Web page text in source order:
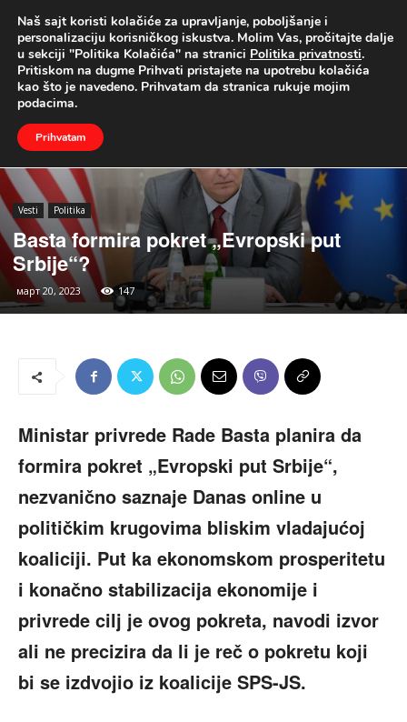
UŽIVO
Naslovna Vesti Politika
Vesti Politika
Basta formira pokret „Evropski put
Srbije“?
март 20, 2023 147
Ministar privrede Rade Basta planira da
formira pokret „Evropski put Srbije“,
nezvanično saznaje Danas online u
političkim krugovima bliskim vladajućoj
koaliciji. Put ka ekonomskom prosperitetu
i konačno stabilizacija ekonomije i
privrede cilj je ovog pokreta, navodi izvor
ali ne precizira da li je reč o pokretu koji
bi se izdvojio iz koalicije SPS-JS.
Naš sajt koristi kolačiće za upravljanje, poboljšanje i
personalizaciju korisničkog iskustva. Molim Vas, pročitajte dalje
u sekciji "Politika Kolačića" na stranici Politika privatnosti.
Pritiskom na dugme Prihvati pristajete na upotrebu kolačića
kao što je navedeno. Prihvatam da stranica rukuje mojim
podacima.
Prihvatam